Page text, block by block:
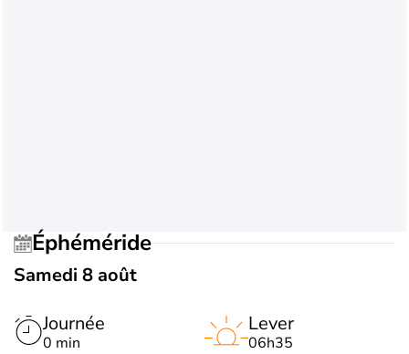
Éphéméride
Samedi 8 août
Journée
0 min
Lever
06h35